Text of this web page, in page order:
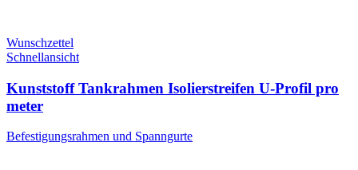
Wunschzettel
Schnellansicht
Kunststoff Tankrahmen Isolierstreifen U-Profil pro
meter
Befestigungsrahmen und Spanngurte